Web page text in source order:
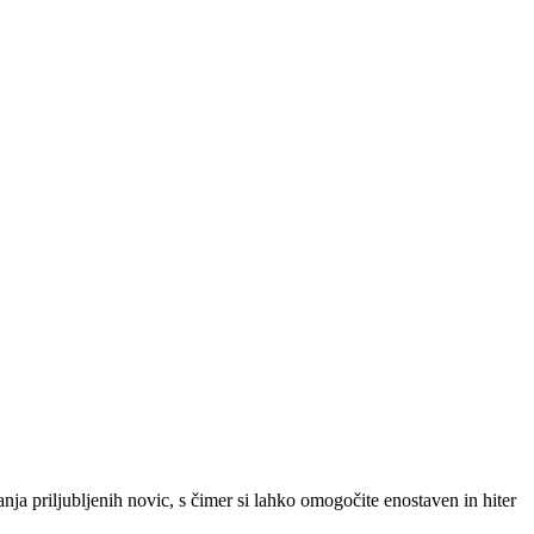
priljubljenih novic, s čimer si lahko omogočite enostaven in hiter